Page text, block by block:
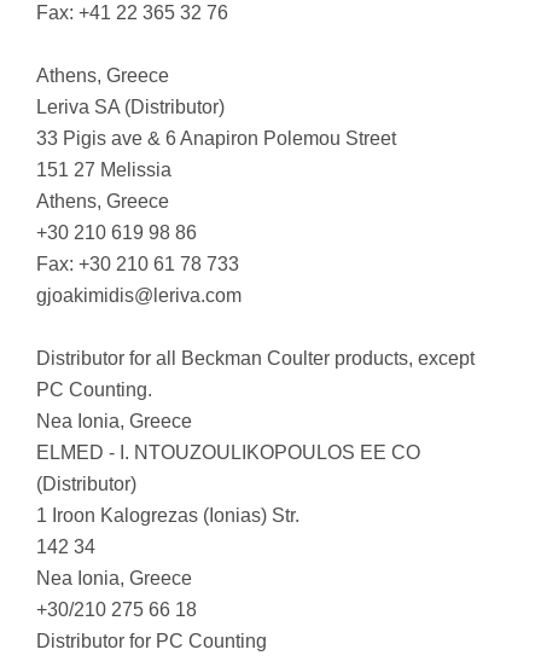
Fax: +41 22 365 32 76
Athens, Greece
Leriva SA (Distributor)
33 Pigis ave & 6 Anapiron Polemou Street
151 27 Melissia
Athens, Greece
+30 210 619 98 86
Fax: +30 210 61 78 733
gjoakimidis@leriva.com
Distributor for all Beckman Coulter products, except
PC Counting.
Nea Ionia, Greece
ELMED - I. NTOUZOULIKOPOULOS EE CO
(Distributor)
1 Iroon Kalogrezas (Ionias) Str.
142 34
Nea Ionia, Greece
+30/210 275 66 18
Distributor for PC Counting